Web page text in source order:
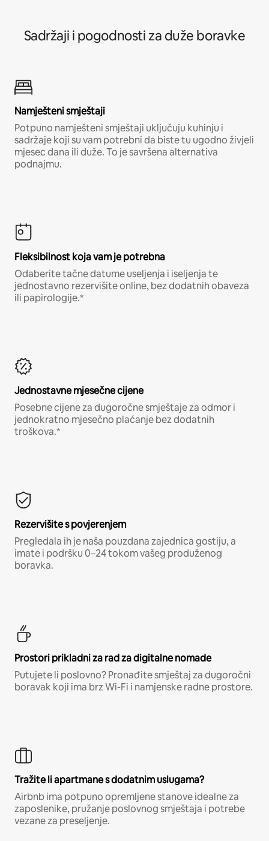
Sadržaji i pogodnosti za duže boravke
Namješteni smještaji
Potpuno namješteni smještaji uključuju kuhinju i
sadržaje koji su vam potrebni da biste tu ugodno živjeli
mjesec dana ili duže. To je savršena alternativa
podnajmu.
Fleksibilnost koja vam je potrebna
Odaberite tačne datume useljenja i iseljenja te
jednostavno rezervišite online, bez dodatnih obaveza
ili papirologije.*
Jednostavne mjesečne cijene
Posebne cijene za dugoročne smještaje za odmor i
jednokratno mjesečno plaćanje bez dodatnih
troškova.*
Rezervišite s povjerenjem
Pregledala ih je naša pouzdana zajednica gostiju, a
imate i podršku 0–24 tokom vašeg produženog
boravka.
Prostori prikladni za rad za digitalne nomade
Putujete li poslovno? Pronađite smještaj za dugoročni
boravak koji ima brz Wi-Fi i namjenske radne prostore.
Tražite li apartmane s dodatnim uslugama?
Airbnb ima potpuno opremljene stanove idealne za
zaposlenike, pružanje poslovnog smještaja i potrebe
vezane za preseljenje.